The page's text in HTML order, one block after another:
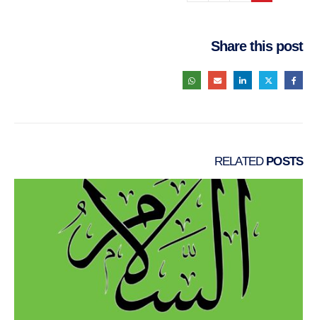
Share this post
RELATED POSTS